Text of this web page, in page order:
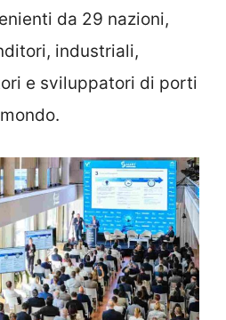
da 29 nazioni,
industriali,
e sviluppatori di porti